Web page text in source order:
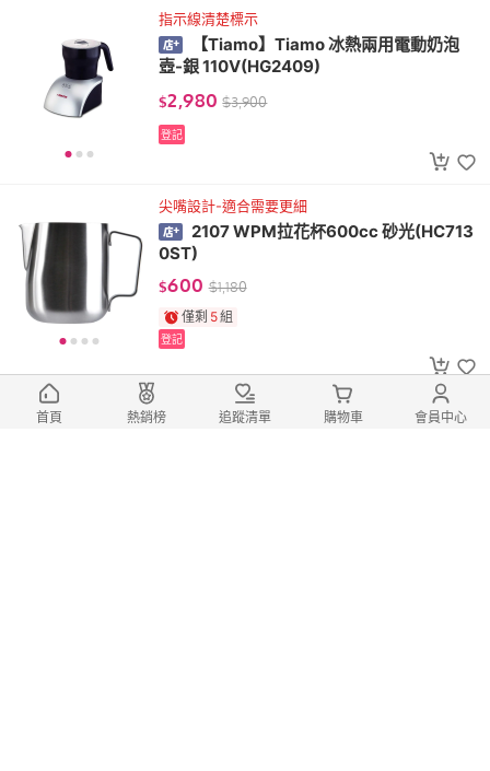
指示線清楚標示
【Tiamo】Tiamo 冰熱兩用電動奶泡
壺-銀 110V(HG2409)
$2,980 $3,900
登記
尖嘴設計-適合需要更細
2107 WPM拉花杯600cc 砂光(HC713
0ST)
$600 $1,180
僅剩 5組
登記
易清潔、保養方便
首頁 熱銷榜 追蹤清單 購物車 會員中心